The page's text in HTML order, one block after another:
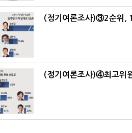
(정기여론조사)③2순위,
(정기여론조사)④최고위